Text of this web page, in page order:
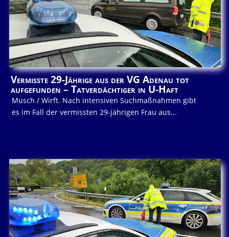
Vermisste 29-Jährige aus der VG Adenau tot
aufgefunden – Tatverdächtiger in U-Haft
Müsch / Wirft. Nach intensiven Suchmaßnahmen gibt
es im Fall der vermissten 29-jährigen Frau aus...